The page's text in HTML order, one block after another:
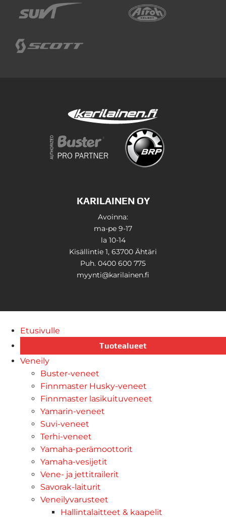
KARILAINEN OY
Avoinna:
ma-pe 9-17
la 10-14
Kisällintie 1, 63700 Ähtäri
Puh. 0400 600 775
myynti@karilainen.fi
Etusivulle
Tuotealueet
Veneily
Buster-veneet
Finnmaster Husky-veneet
Finnmaster lasikuituveneet
Yamarin-veneet
Suvi-veneet
Terhi-veneet
Yamaha-perämoottorit
Yamaha-vesijetit
Vene- ja jettitrailerit
Savorak-laiturit
Veneilyvarusteet
Hallintalaitteet & kaapelit